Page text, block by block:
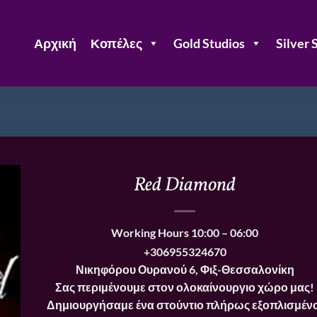
Αρχική Κοπέλες Gold Studios Silver
Red Diamond
Working Hours 10:00 – 06:00
+306955324670
Νικηφόρου Ουρανού 6, Φιξ-Θεσσαλονίκη
Σας περιμένουμε στον ολοκαίνουργιο χώρο μας!
Δημιουργήσαμε ένα στούντιο πλήρως